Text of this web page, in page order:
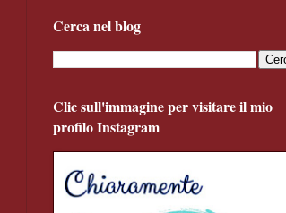
Cerca nel blog
Clic sull'immagine per visitare il mio
profilo Instagram